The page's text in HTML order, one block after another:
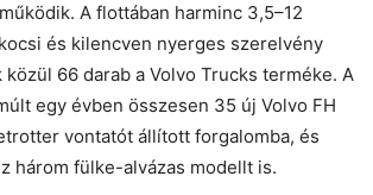
A flottában harminc 3,5–12
és kilencven nyerges szerelvény
66 darab a Volvo Trucks terméke. A
egy évben összesen 35 új Volvo FH
vontatót állított forgalomba, és
három fülke-alvázas modellt is.